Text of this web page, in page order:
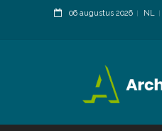
06 augustus 2026 NL